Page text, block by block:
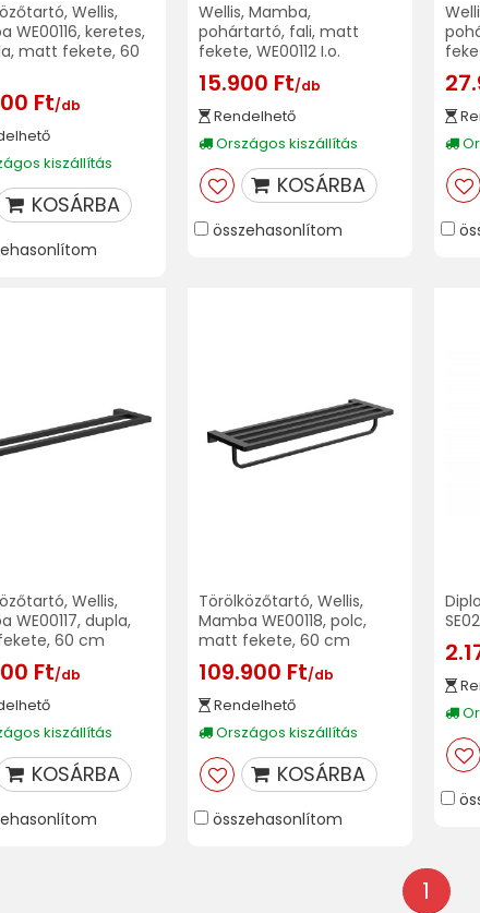
Wellis,
WE00116, keretes,
matt fekete, 60
Ft/db
kiszállítás
KOSÁRBA
Wellis, Mamba,
pohártartó, fali, matt
fekete, WE00112 I.o.
15.900 Ft/db
Rendelhető
Országos kiszállítás
KOSÁRBA
összehasonlítom
Wellis,
WE00117, dupla,
60 cm
Ft/db
kiszállítás
KOSÁRBA
Törölközőtartó, Wellis,
Mamba WE00118, polc,
matt fekete, 60 cm
109.900 Ft/db
Rendelhető
Országos kiszállítás
KOSÁRBA
összehasonlítom
1